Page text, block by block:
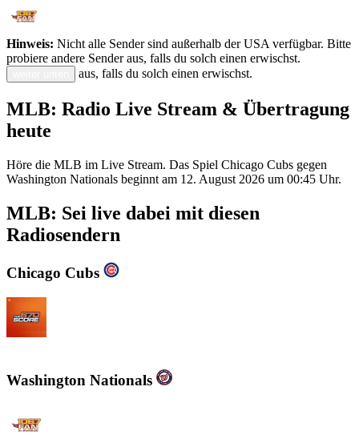
Hinweis: Nicht alle Sender sind außerhalb der USA verfügbar. Bitte
probiere andere Sender aus, falls du solch einen erwischst.
aus, falls du solch einen erwischst.
MLB: Radio Live Stream & Übertragung
heute
Höre die MLB im Live Stream. Das Spiel Chicago Cubs gegen
Washington Nationals beginnt am 12. August 2026 um 00:45 Uhr.
MLB: Sei live dabei mit diesen
Radiosendern
Chicago Cubs
Washington Nationals